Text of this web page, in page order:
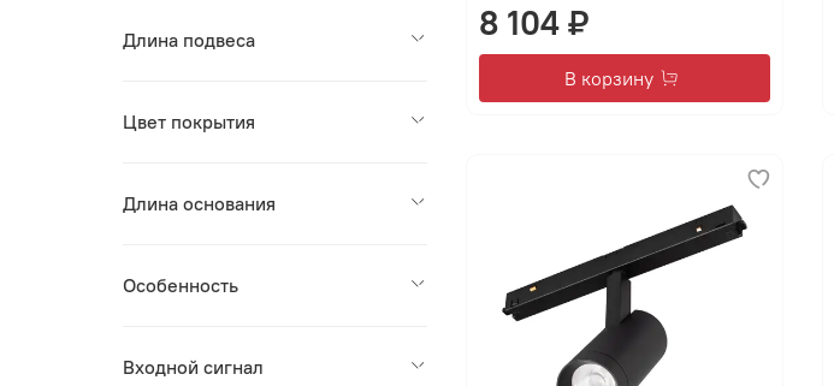
8 104 ₽
В корзину
Длина подвеса
Цвет покрытия
Длина основания
Особенность
Входной сигнал